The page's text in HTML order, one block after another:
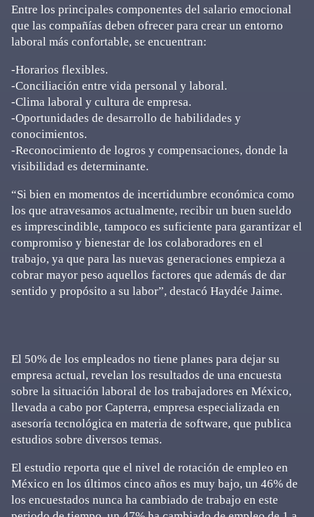
Entre los principales componentes del salario emocional
que las compañías deben ofrecer para crear un entorno
laboral más confortable, se encuentran:
-Horarios flexibles.
-Conciliación entre vida personal y laboral.
-Clima laboral y cultura de empresa.
-Oportunidades de desarrollo de habilidades y
conocimientos.
-Reconocimiento de logros y compensaciones, donde la
visibilidad es determinante.
“Si bien en momentos de incertidumbre económica como
los que atravesamos actualmente, recibir un buen sueldo
es imprescindible, tampoco es suficiente para garantizar el
compromiso y bienestar de los colaboradores en el
trabajo, ya que para las nuevas generaciones empieza a
cobrar mayor peso aquellos factores que además de dar
sentido y propósito a su labor”, destacó Haydée Jaime.
El 50% de los empleados no tiene planes para dejar su
empresa actual, revelan los resultados de una encuesta
sobre la situación laboral de los trabajadores en México,
llevada a cabo por Capterra, empresa especializada en
asesoría tecnológica en materia de software, que publica
estudios sobre diversos temas.
El estudio reporta que el nivel de rotación de empleo en
México en los últimos cinco años es muy bajo, un 46% de
los encuestados nunca ha cambiado de trabajo en este